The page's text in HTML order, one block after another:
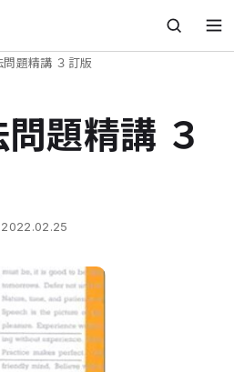
題精講 ３訂版
題精講 ３
2022.02.25